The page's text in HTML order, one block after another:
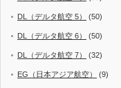
DL（デルタ航空 5） (50)
DL（デルタ航空 6） (50)
DL（デルタ航空 7） (32)
EG（日本アジア航空） (9)